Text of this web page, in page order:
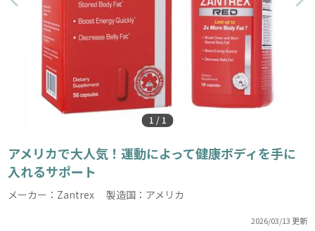
1 / 1
アメリカで大人気！運動によって健康ボディを手に
入れるサポート
メーカー：Zantrex 製造国：アメリカ
2026/03/13 更新